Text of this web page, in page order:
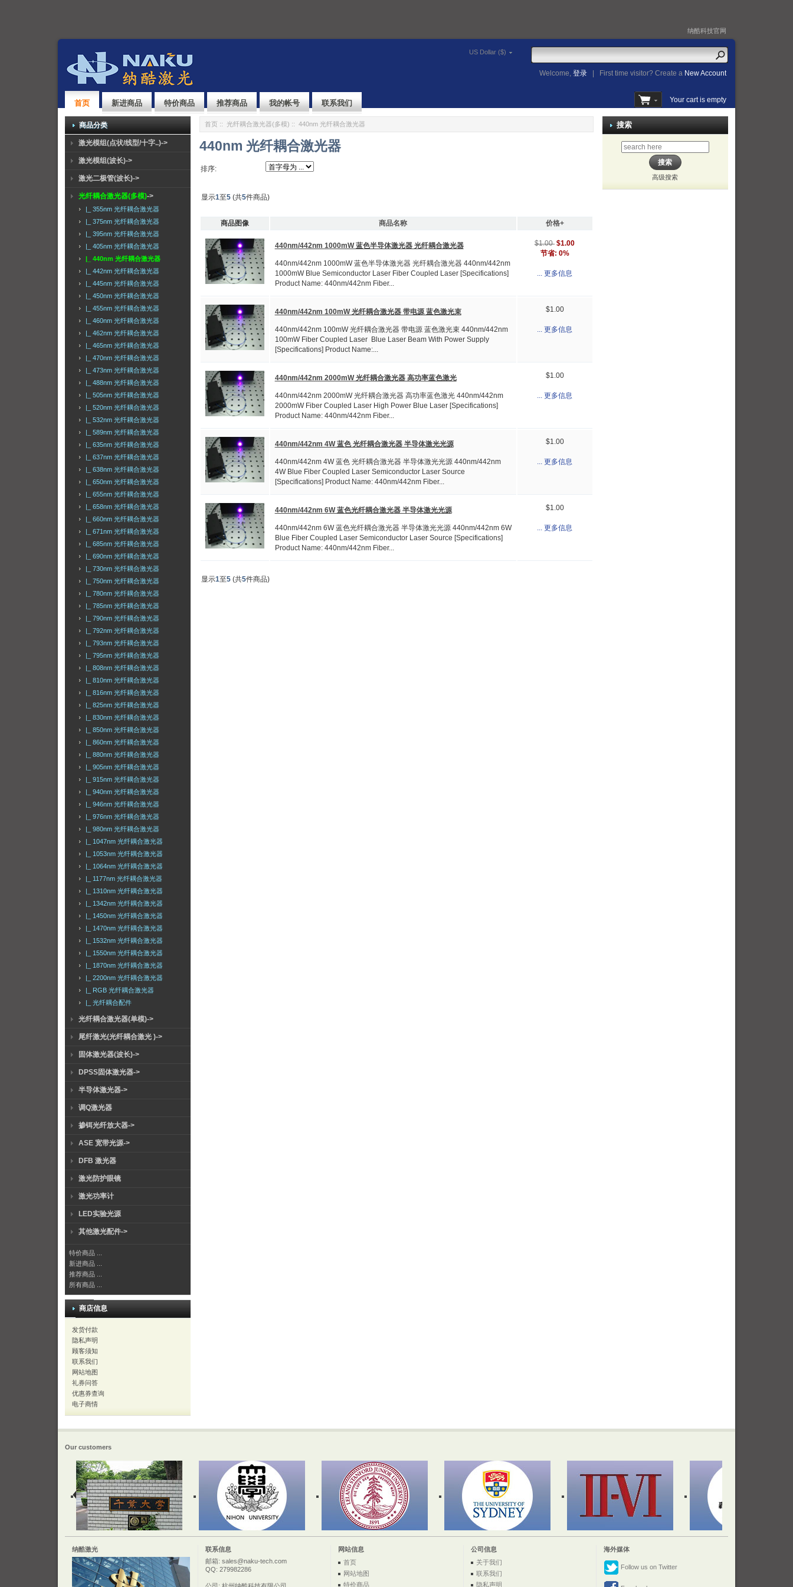
纳酷科技官网
US Dollar ($)
Welcome,登录 First time visitor? Create a New Account
首页 新进商品 特价商品 推荐商品 我的帐号 联系我们 Your cart is empty
商品分类
激光模组(点状/线型/十字..)->
激光模组(波长)->
激光二极管(波长)->
光纤耦合激光器(多模)->
|_ 355nm 光纤耦合激光器
|_ 375nm 光纤耦合激光器
|_ 395nm 光纤耦合激光器
|_ 405nm 光纤耦合激光器
|_ 440nm 光纤耦合激光器
|_ 442nm 光纤耦合激光器
|_ 445nm 光纤耦合激光器
|_ 450nm 光纤耦合激光器
|_ 455nm 光纤耦合激光器
|_ 460nm 光纤耦合激光器
|_ 462nm 光纤耦合激光器
|_ 465nm 光纤耦合激光器
|_ 470nm 光纤耦合激光器
|_ 473nm 光纤耦合激光器
|_ 488nm 光纤耦合激光器
|_ 505nm 光纤耦合激光器
|_ 520nm 光纤耦合激光器
|_ 532nm 光纤耦合激光器
|_ 589nm 光纤耦合激光器
|_ 635nm 光纤耦合激光器
|_ 637nm 光纤耦合激光器
|_ 638nm 光纤耦合激光器
|_ 650nm 光纤耦合激光器
|_ 655nm 光纤耦合激光器
|_ 658nm 光纤耦合激光器
|_ 660nm 光纤耦合激光器
|_ 671nm 光纤耦合激光器
|_ 685nm 光纤耦合激光器
|_ 690nm 光纤耦合激光器
|_ 730nm 光纤耦合激光器
|_ 750nm 光纤耦合激光器
|_ 780nm 光纤耦合激光器
|_ 785nm 光纤耦合激光器
|_ 790nm 光纤耦合激光器
|_ 792nm 光纤耦合激光器
|_ 793nm 光纤耦合激光器
|_ 795nm 光纤耦合激光器
|_ 808nm 光纤耦合激光器
|_ 810nm 光纤耦合激光器
|_ 816nm 光纤耦合激光器
|_ 825nm 光纤耦合激光器
|_ 830nm 光纤耦合激光器
|_ 850nm 光纤耦合激光器
|_ 860nm 光纤耦合激光器
|_ 880nm 光纤耦合激光器
|_ 905nm 光纤耦合激光器
|_ 915nm 光纤耦合激光器
|_ 940nm 光纤耦合激光器
|_ 946nm 光纤耦合激光器
|_ 976nm 光纤耦合激光器
|_ 980nm 光纤耦合激光器
|_ 1047nm 光纤耦合激光器
|_ 1053nm 光纤耦合激光器
|_ 1064nm 光纤耦合激光器
|_ 1177nm 光纤耦合激光器
|_ 1310nm 光纤耦合激光器
|_ 1342nm 光纤耦合激光器
|_ 1450nm 光纤耦合激光器
|_ 1470nm 光纤耦合激光器
|_ 1532nm 光纤耦合激光器
|_ 1550nm 光纤耦合激光器
|_ 1870nm 光纤耦合激光器
|_ 2200nm 光纤耦合激光器
|_ RGB 光纤耦合激光器
|_ 光纤耦合配件
光纤耦合激光器(单模)->
尾纤激光(光纤耦合激光 )->
固体激光器(波长)->
DPSS固体激光器->
半导体激光器->
调Q激光器
掺铒光纤放大器->
ASE 宽带光源->
DFB 激光器
激光防护眼镜
激光功率计
LED实验光源
其他激光配件->
特价商品 ...
新进商品 ...
推荐商品 ...
所有商品 ...
商店信息
发货付款
隐私声明
顾客须知
联系我们
网站地图
礼券问答
优惠券查询
电子商情
首页 :: 光纤耦合激光器(多模) :: 440nm 光纤耦合激光器
440nm 光纤耦合激光器
排序:
显示1至5(共5件商品)
商品图像 商品名称 价格+
440nm/442nm 1000mW 蓝色半导体激光器 光纤耦合激光器
440nm/442nm 1000mW 蓝色半导体激光器 光纤耦合激光器 440nm/442nm
1000mW Blue Semiconductor Laser Fiber Coupled Laser [Specifications]
Product Name: 440nm/442nm Fiber...
$1.00 $1.00
节省: 0%
... 更多信息
440nm/442nm 100mW 光纤耦合激光器 带电源 蓝色激光束
440nm/442nm 100mW 光纤耦合激光器 带电源 蓝色激光束 440nm/442nm
100mW Fiber Coupled Laser Blue Laser Beam With Power Supply
[Specifications] Product Name:...
$1.00
... 更多信息
440nm/442nm 2000mW 光纤耦合激光器 高功率蓝色激光
440nm/442nm 2000mW 光纤耦合激光器 高功率蓝色激光 440nm/442nm
2000mW Fiber Coupled Laser High Power Blue Laser [Specifications]
Product Name: 440nm/442nm Fiber...
$1.00
... 更多信息
440nm/442nm 4W 蓝色 光纤耦合激光器 半导体激光光源
440nm/442nm 4W 蓝色 光纤耦合激光器 半导体激光光源 440nm/442nm
4W Blue Fiber Coupled Laser Semiconductor Laser Source
[Specifications] Product Name: 440nm/442nm Fiber...
$1.00
... 更多信息
440nm/442nm 6W 蓝色光纤耦合激光器 半导体激光光源
440nm/442nm 6W 蓝色光纤耦合激光器 半导体激光光源 440nm/442nm 6W
Blue Fiber Coupled Laser Semiconductor Laser Source [Specifications]
Product Name: 440nm/442nm Fiber...
$1.00
... 更多信息
显示1至5(共5件商品)
搜索
高级搜索
Our customers
纳酷激光 联系信息 网站信息 公司信息
海外媒体
邮箱: sales@naku-tech.com
QQ: 279982286
首页
网站地图
特价商品
关于我们
联系我们
隐私声明
Follow us on Twitter